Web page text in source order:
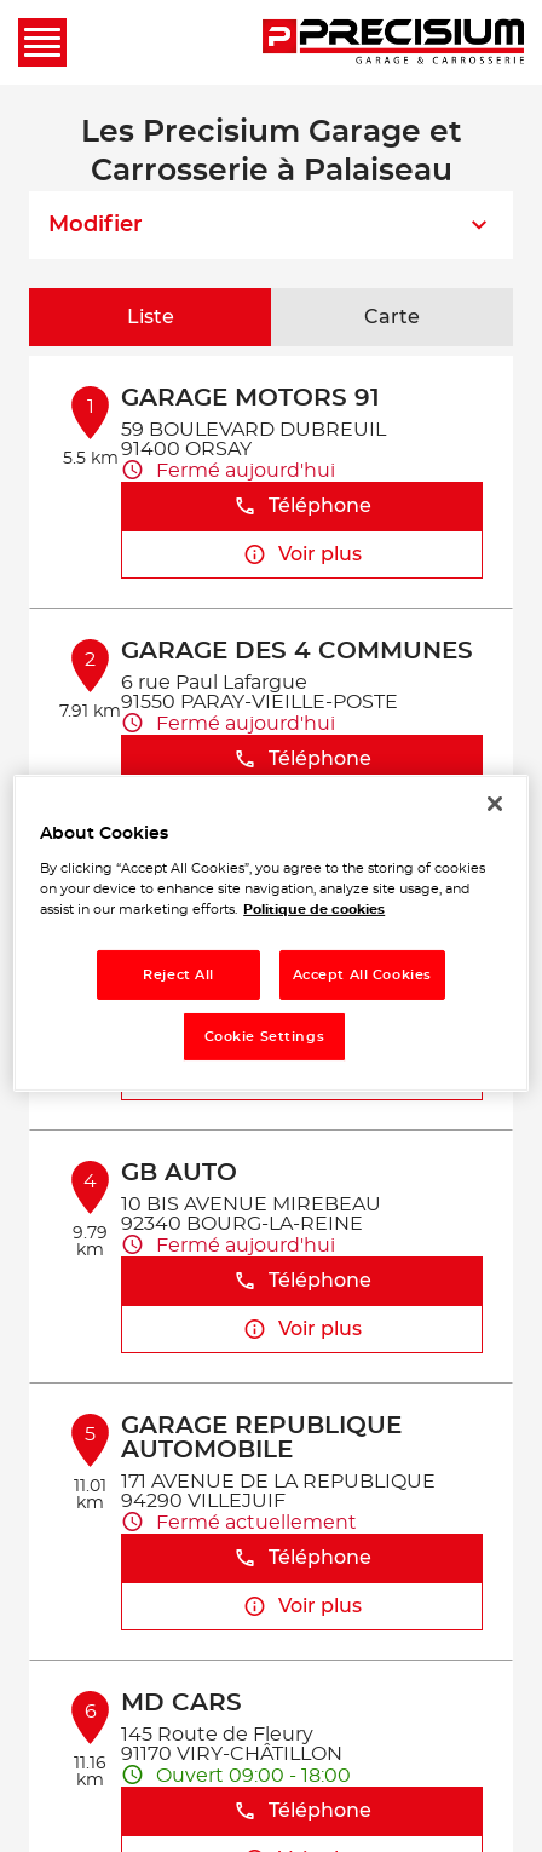
Les Precisium Garage et
Carrosserie à Palaiseau
Modifier
Liste Carte
1
5.5 km
GARAGE MOTORS 91
59 BOULEVARD DUBREUIL
91400 ORSAY
Fermé aujourd'hui
Téléphone
Voir plus
2
7.91 km
GARAGE DES 4 COMMUNES
6 rue Paul Lafargue
91550 PARAY-VIEILLE-POSTE
Fermé aujourd'hui
Téléphone
3 KDB GARAGE
91600 SAVIGNY SUR ORGE
Ouvert 09:00 - 12:00 et 14:00 -
Téléphone
4
9.79
km
GB AUTO
10 BIS AVENUE MIREBEAU
92340 BOURG-LA-REINE
Fermé aujourd'hui
Téléphone
Voir plus
5
11.01
km
GARAGE REPUBLIQUE
AUTOMOBILE
171 AVENUE DE LA REPUBLIQUE
94290 VILLEJUIF
Fermé actuellement
Téléphone
Voir plus
6
11.16
km
MD CARS
145 Route de Fleury
91170 VIRY-CHÂTILLON
Ouvert 09:00 - 18:00
Téléphone
About Cookies
By clicking “Accept All Cookies”, you agree to the storing of cookies
on your device to enhance site navigation, analyze site usage, and
assist in our marketing efforts.
Politique de cookies
Reject All Accept All Cookies
Cookie Settings